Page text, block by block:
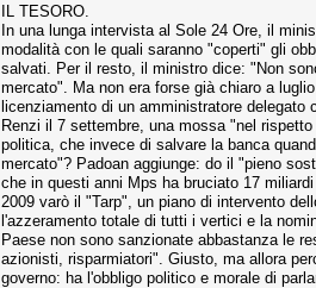
IL TESORO.
In una lunga intervista al Sole 24 Ore, il
modalità con le quali saranno "coperti" gli
salvati. Per il resto, il ministro dice: "Non
mercato". Ma non era forse già chiaro a
licenziamento di un amministratore
Renzi il 7 settembre, una mossa "nel
politica, che invece di salvare la banca
mercato"? Padoan aggiunge: do il "pieno
che in questi anni Mps ha bruciato 17
2009 varò il "Tarp", un piano di intervento
l'azzeramento totale di tutti i vertici e la
Paese non sono sanzionate abbastanza le
azionisti, risparmiatori". Giusto, ma allora
governo: ha l'obbligo politico e morale di